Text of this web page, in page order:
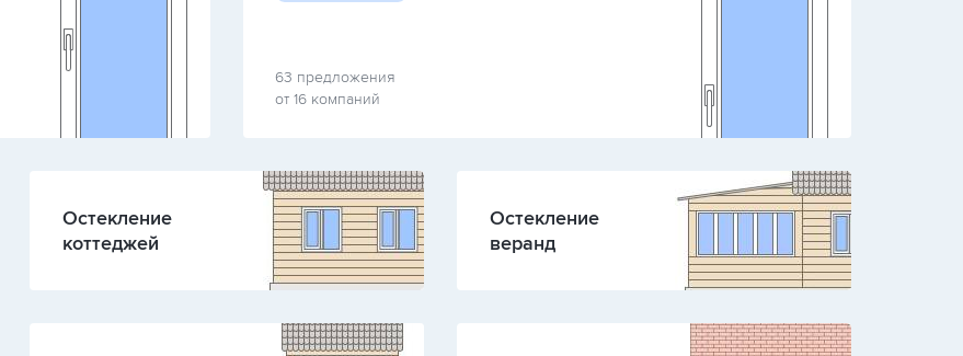
63 предложения
от 16 компаний
Остекление
коттеджей
Остекление
веранд